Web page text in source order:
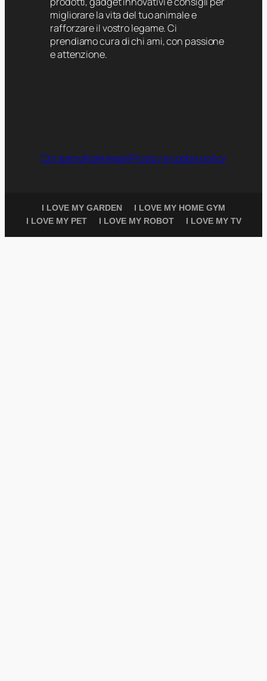
migliorare la vita del tuo animale e
rafforzare il vostro legame. Ci
prendiamo cura di chi ami, con passione
e attenzione.
Chi siamoNote legaliPrivacy e cookie policy
I LOVE MY GARDEN
I LOVE MY HOME GYM
I LOVE MY PET
I LOVE MY ROBOT I LOVE MY TV